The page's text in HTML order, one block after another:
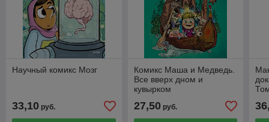
Научный комикс Мозг
33,10 руб.
Комикс Маша и Медведь.
Все вверх дном и
кувырком
27,50руб.